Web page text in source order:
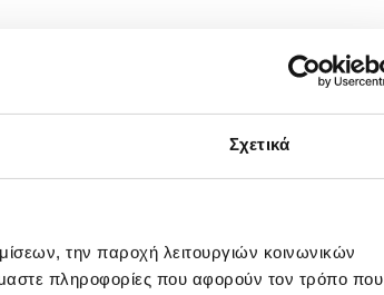
Σχετικά
την παροχή λειτουργιών κοινωνικών
πληροφορίες που αφορούν τον τρόπο που